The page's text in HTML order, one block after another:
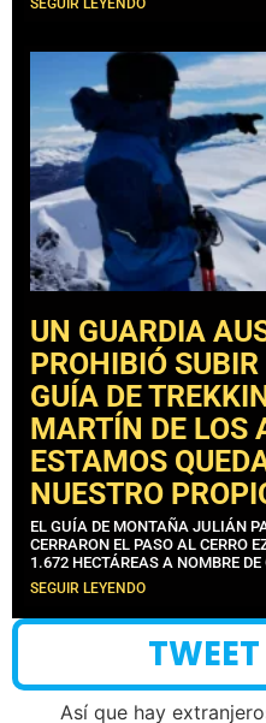
SEGUIR LEYENDO
UN GUARDIA
PROHIBIÓ
GUÍA DE
MARTÍN DE LOS
ESTAMOS
NUESTRO
EL GUÍA DE MONTAÑA JULIÁN
CERRARON EL PASO AL CERRO
1.672 HECTÁREAS A NOMBRE
SEGUIR LEYENDO
Así que hay